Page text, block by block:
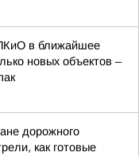
в ближайшее
новых объектов –
дорожного
как готовые